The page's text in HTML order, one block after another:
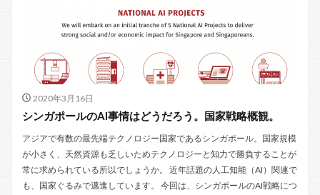
2020年3月16日
シンガポールのAI事情はどうだろう。国家戦略概観。
アジアで有数の最先端テクノロジー国家であるシンガポール。国家規模
が小さく、天然資源も乏しいためテクノロジーと知力で勝負することが
常に求められている所以でしょうか。 近年話題の人工知能（AI）関連で
も、国家ぐるみで邁進しています。 今回は、シンガポールのAI戦略につ